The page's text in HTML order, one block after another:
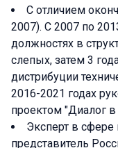
С отличием
2007). С 2007 по
должностях в
слепых, затем 3
дистрибуции
2016-2021 годах
проектом "Диалог в
Эксперт в сфере
представитель